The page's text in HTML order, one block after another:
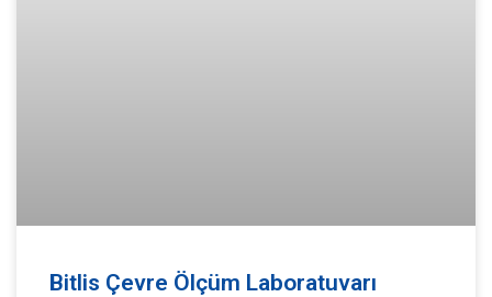
Bitlis Çevre Ölçüm Laboratuvarı